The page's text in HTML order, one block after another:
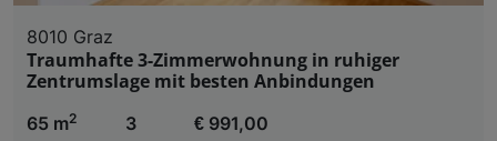
8010 Graz
Traumhafte 3-Zimmerwohnung in ruhiger
Zentrumslage mit besten Anbindungen
65 m2
3 € 991,00